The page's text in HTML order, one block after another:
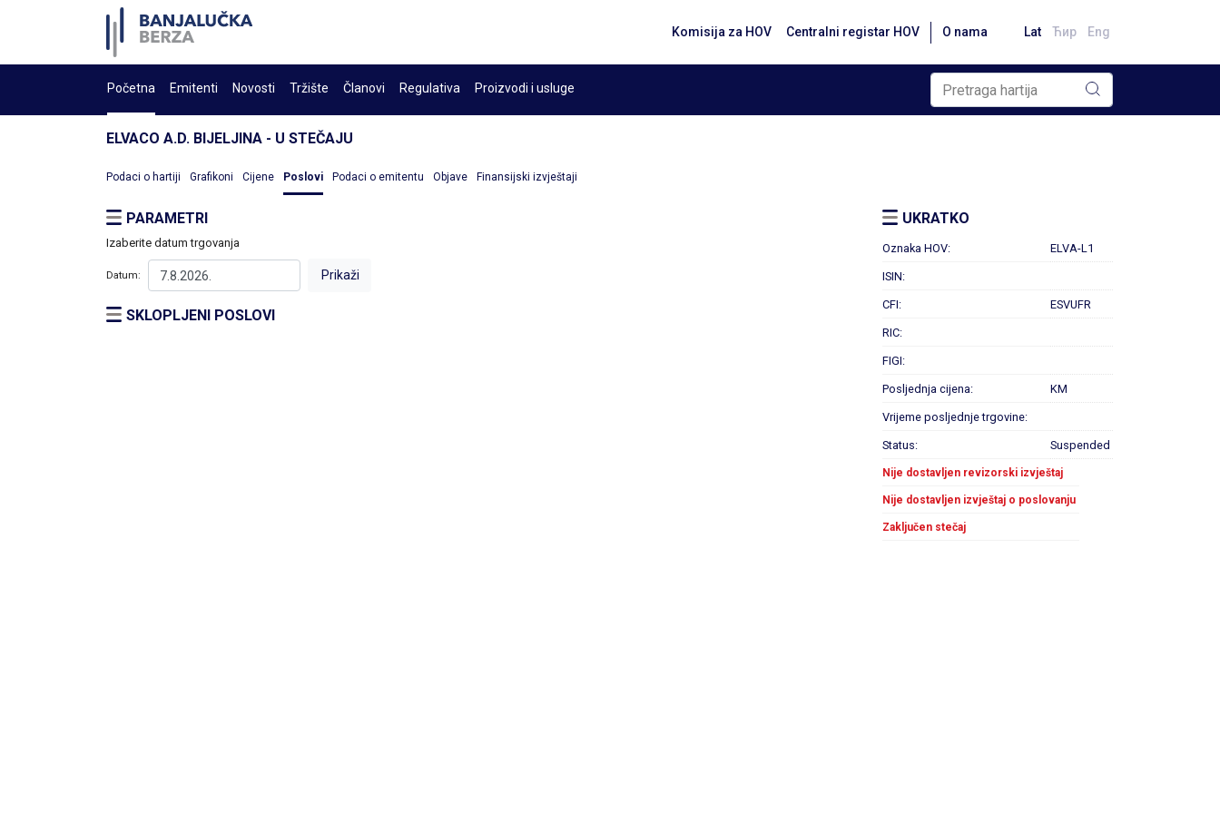
Komisija za HOV Centralni registar HOV O nama Lat Ћир Eng
Početna Emitenti Novosti Tržište Članovi Regulativa Proizvodi i usluge
ELVACO A.D. BIJELJINA - U STEČAJU
Podaci o hartiji Grafikoni Cijene Poslovi Podaci o emitentu Objave Finansijski izvještaji
PARAMETRI
Izaberite datum trgovanja
Datum:
SKLOPLJENI POSLOVI
UKRATKO
Oznaka HOV: ELVA-L1
ISIN:
CFI: ESVUFR
RIC:
FIGI:
Posljednja cijena: KM
Vrijeme posljednje trgovine:
Status: Suspended
Nije dostavljen revizorski izvještaj
Nije dostavljen izvještaj o poslovanju
Zaključen stečaj